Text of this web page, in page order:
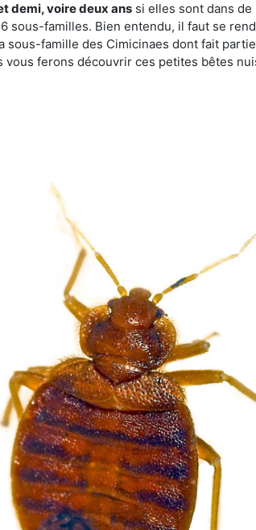
demi, voire deux ans si elles sont dans
sous-familles. Bien entendu, il faut se
famille des Cimicinaes dont fait
ferons découvrir ces petites bêtes